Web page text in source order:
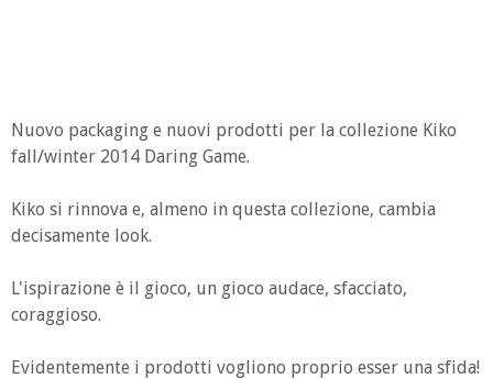
Nuovo packaging e nuovi prodotti per la collezione Kiko
fall/winter 2014 Daring Game.
Kiko si rinnova e, almeno in questa collezione, cambia
decisamente look.
L'ispirazione è il gioco, un gioco audace, sfacciato,
coraggioso.
Evidentemente i prodotti vogliono proprio esser una sfida!